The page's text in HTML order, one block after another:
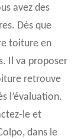
avez des
Dès que
toiture en
Il va proposer
retrouve
l’évaluation.
le et
dans le